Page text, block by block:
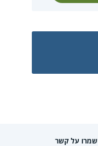
שמרו על קשר